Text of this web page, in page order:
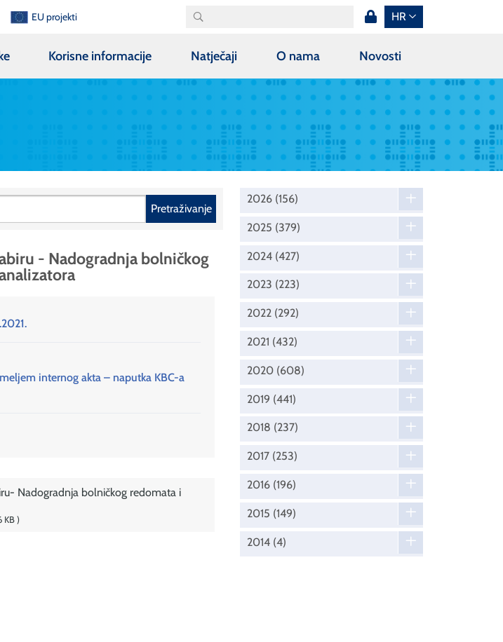
EU projekti HR
Korisne informacije Natječaji O nama Novosti
Pretraživanje
- Nadogradnja bolničkog
internog akta – naputka KBC-a
Nadogradnja bolničkog redomata i
KB
2026 (156)
2025 (379)
2024 (427)
2023 (223)
2022 (292)
2021 (432)
2020 (608)
2019 (441)
2018 (237)
2017 (253)
2016 (196)
2015 (149)
2014 (4)